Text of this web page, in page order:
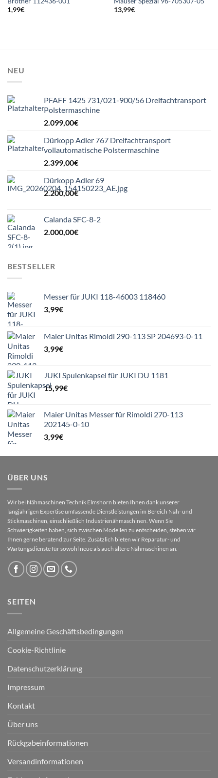
1,99€
13,99€
NEU
PFAFF 1425 731/021-900/56 Dreifachtransport
Polstermaschine
2.099,00€
Dürkopp Adler 767 Dreifachtransport
vollautomatische Polstermaschine
2.399,00€
Dürkopp Adler 69
2.200,00€
Calanda SFC-8-2
2.000,00€
BESTSELLER
Messer für JUKI 118-46003 118460
3,99€
Maier Unitas Rimoldi 290-113 SP 204693-0-11
3,99€
JUKI Spulenkapsel für JUKI DU 1181
15,99€
Maier Unitas Messer für Rimoldi 270-113
202145-0-10
3,99€
ÜBER UNS
Wir bei Nähmaschinen Technik Elmshorn bieten Ihnen dank unserer
langjährigen Expertise umfassende Dienstleistungen im Bereich Näh- und
Stickmaschinen, einschließlich Industrienähmaschinen. Wenn Sie
Schwierigkeiten haben, sich zwischen Modellen zu entscheiden, stehen wir
Ihnen gerne beratend zur Seite. Zusätzlich bieten wir Reparatur- und
Wartungsdienste für sowohl neue als auch ältere Nähmaschinen an.
SEITEN
Allgemeine Geschäftsbedingungen
Cookie-Richtlinie
Datenschutzerklärung
Impressum
Kontakt
Über uns
Rückgabeinformationen
Versandinformationen